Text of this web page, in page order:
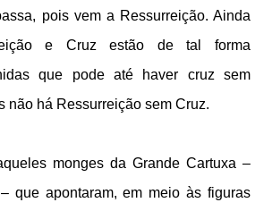
pois vem a Ressurreição. Ainda
e Cruz estão de tal forma
que pode até haver cruz sem
não há Ressurreição sem Cruz.
monges da Grande Cartuxa –
que apontaram, em meio às figuras